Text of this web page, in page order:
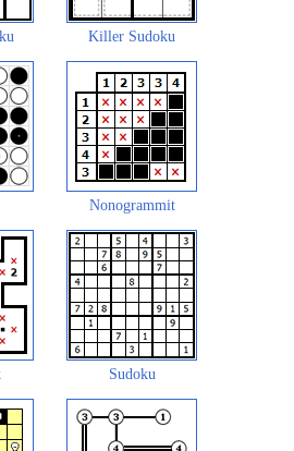
Killer Sudoku
Nonogrammit
Sudoku